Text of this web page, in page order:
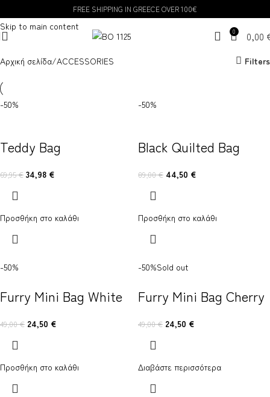
Skip to main content
FREE SHIPPING IN GREECE OVER 100€
0 0,00
Αρχική σελίδα ACCESSORIES Filters
-50%
Teddy Bag
69,95€ 34,98 €
Προσθήκη στο καλάθι
-50%
Black Quilted Bag
89,00€ 44,50 €
Προσθήκη στο καλάθι
-50%
Furry Mini Bag White
49,00€ 24,50 €
Προσθήκη στο καλάθι
-50%Sold out
Furry Mini Bag Cherry
49,00€ 24,50 €
Διαβάστε περισσότερα